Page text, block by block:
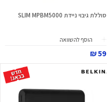
סוללת גיבוי ניידת SLIM MPBM5000
הוסף להשוואה
59 ₪